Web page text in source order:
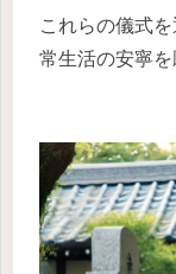
これらの儀式
常生活の安寧を